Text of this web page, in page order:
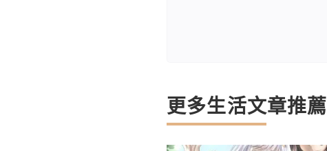
更多生活文章推薦